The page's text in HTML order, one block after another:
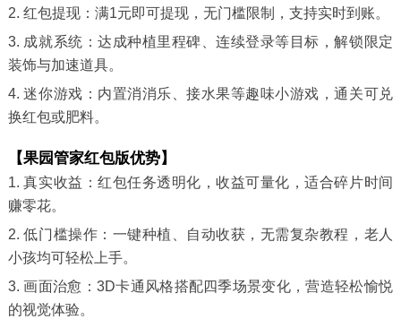
2. 红包提现：满1元即可提现，无门槛限制，支持实时到账。
3. 成就系统：达成种植里程碑、连续登录等目标，解锁限定
装饰与加速道具。
4. 迷你游戏：内置消消乐、接水果等趣味小游戏，通关可兑
换红包或肥料。
【果园管家红包版优势】
1. 真实收益：红包任务透明化，收益可量化，适合碎片时间
赚零花。
2. 低门槛操作：一键种植、自动收获，无需复杂教程，老人
小孩均可轻松上手。
3. 画面治愈：3D卡通风格搭配四季场景变化，营造轻松愉悦
的视觉体验。